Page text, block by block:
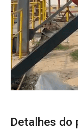
Detalhes do